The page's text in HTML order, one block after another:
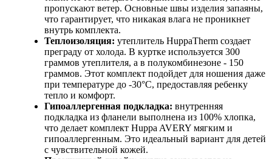
пропускают ветер. Основные швы изделия запаяны,
что гарантирует, что никакая влага не проникнет
внутрь комплекта.
Теплоизоляция: утеплитель HuppaTherm создает
преграду от холода. В куртке используется 300
граммов утеплителя, а в полукомбинезоне - 150
граммов. Этот комплект подойдет для ношения даже
при температуре до -30°C, предоставляя ребенку
тепло и комфорт.
Гипоаллергенная подкладка: внутренняя
подкладка из фланели выполнена из 100% хлопка,
что делает комплект Huppa AVERY мягким и
гипоаллергенным. Это идеальный вариант для детей
с чувствительной кожей.